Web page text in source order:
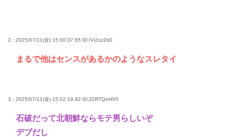
2 : 2025/07/11(金) 15:00:37.65 ID:/Vi2ozZd0
まるで他はセンスがあるかのようなスレタイ
3 : 2025/07/11(金) 15:02:19.82 ID:Z2RTQoHV0
石破だって北朝鮮ならモテ男らしいぞ
デブだし